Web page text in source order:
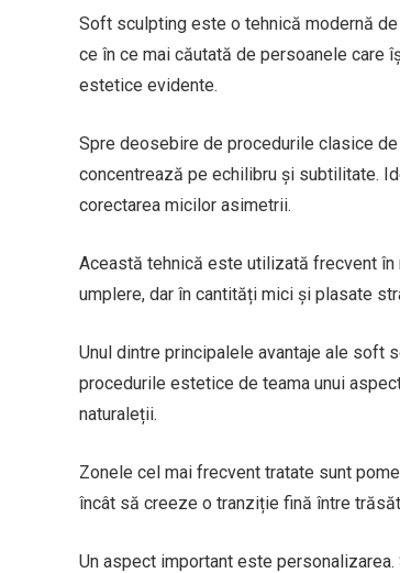
Soft sculpting este o tehnică modernă
ce în ce mai căutată de persoanele care
estetice evidente.
Spre deosebire de procedurile clasice
concentrează pe echilibru și subtilitate.
corectarea micilor asimetrii.
Această tehnică este utilizată frecvent
umplere, dar în cantități mici și plasate
Unul dintre principalele avantaje ale
procedurile estetice de teama unui
naturaleții.
Zonele cel mai frecvent tratate sunt
încât să creeze o tranziție fină între
Un aspect important este